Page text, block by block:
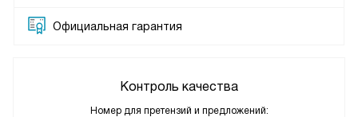
Официальная гарантия
Контроль качества
Номер для претензий и предложений: